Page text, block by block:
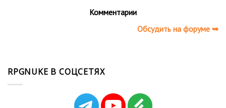
Комментарии
Обсудить на форуме ➥
RPGNUKE В СОЦСЕТЯХ